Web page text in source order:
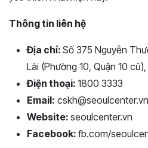
Thông tin liên hệ
Địa chỉ: Số 375 Nguyễn
Lài (Phường 10, Quận 10
Điện thoại: 1800 3333
Email: cskh@seoulcenter.vn
Website: seoulcenter.vn
Facebook: fb.com/